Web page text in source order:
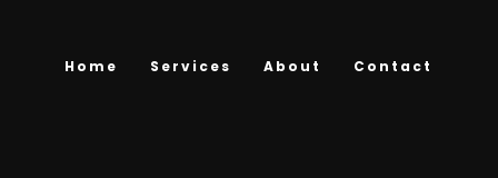
Home Services About Contact